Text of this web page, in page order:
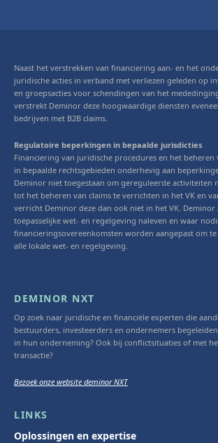
Naast het verstrekken van financiering aan- en het
juridische acties in verband met verliezen geleden op
en groepsacties voor schendingen van het
verstrekt Deminor deze hoogwaardige diensten
bedrijven met B2B claims.
Regulatoire beperkingen in bepaalde jurisdicties
Financiering van juridische procedures en het beheren
in bepaalde rechtsgebieden onderhevig aan
Deminor niet toegestaan om gereguleerde activiteiten
tot het beheren van claims te verrichten in het VK en
verricht Deminor deze dan ook niet in het VK. Deminor
toepasselijke wet- en regelgeving naleven en waar
financieringsovereenkomsten worden aangepast om
alle lokale wet- en regelgeving.
DEMINOR NXT
Op zoek naar juridische en financiële experten die
bestuurders, investeerders en ondernemers
in hun onderneming? Ook bij conflictsituaties of met
transactie?
Bezoek onze website deminor NXT
LINKS
Oplossingen en expertise